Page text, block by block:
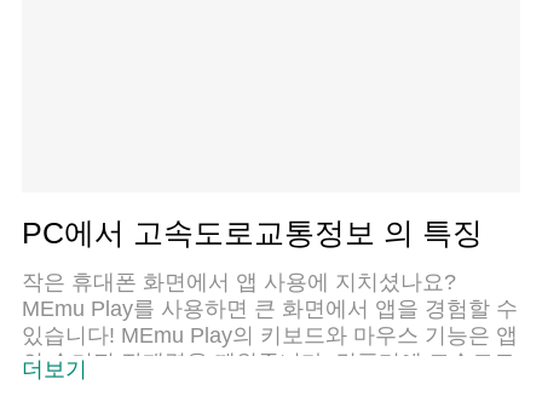
PC에서 고속도로교통정보 의 특징
작은 휴대폰 화면에서 앱 사용에 지치셨나요?
MEmu Play를 사용하면 큰 화면에서 앱을 경험할 수
있습니다! MEmu Play의 키보드와 마우스 기능은 앱
의 숨겨진 잠재력을 깨워줍니다. 컴퓨터에 고속도로
더보기